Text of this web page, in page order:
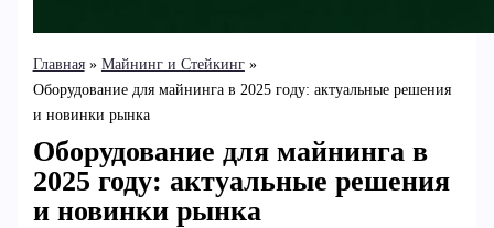
Главная
Майнинг и Стейкинг
Оборудование для майнинга в 2025 году: актуальные решения
и новинки рынка
Оборудование для майнинга в
2025 году: актуальные решения
и новинки рынка